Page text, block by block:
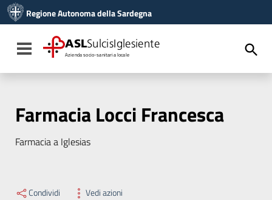
Vai al menu di navigazione
Vai al footer
Regione Autonoma della Sardegna
Toggle navigation
ASLSulcisIglesiente
Azienda socio-sanitaria locale
Farmacia Locci Francesca
Farmacia a Iglesias
Condividi Vedi azioni